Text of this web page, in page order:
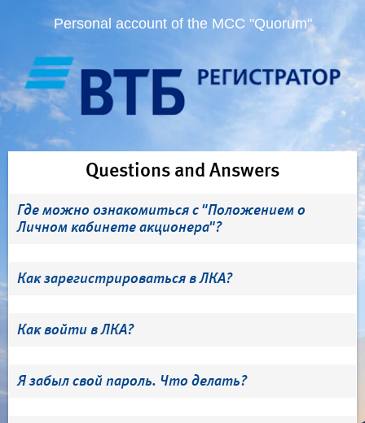
Personal account of the MCC "Quorum"
Questions and Answers
Где можно ознакомиться с "Положением о
Личном кабинете акционера"?
Как зарегистрироваться в ЛКА?
Как войти в ЛКА?
Я забыл свой пароль. Что делать?